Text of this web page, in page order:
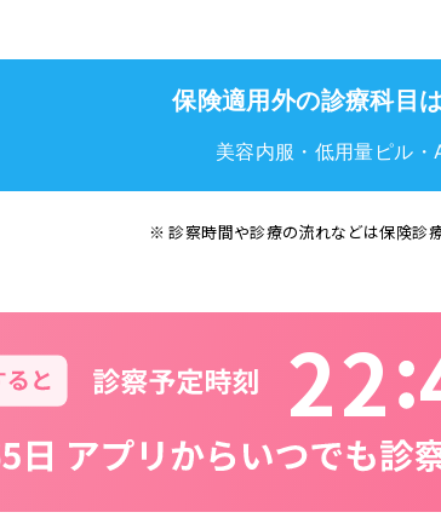
保険適用外の診療科目
美容内服・低用量ピル・
※ 診察時間や診療の流れなどは保険診
22